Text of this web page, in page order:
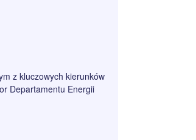
z kluczowych kierunków
Departamentu Energii